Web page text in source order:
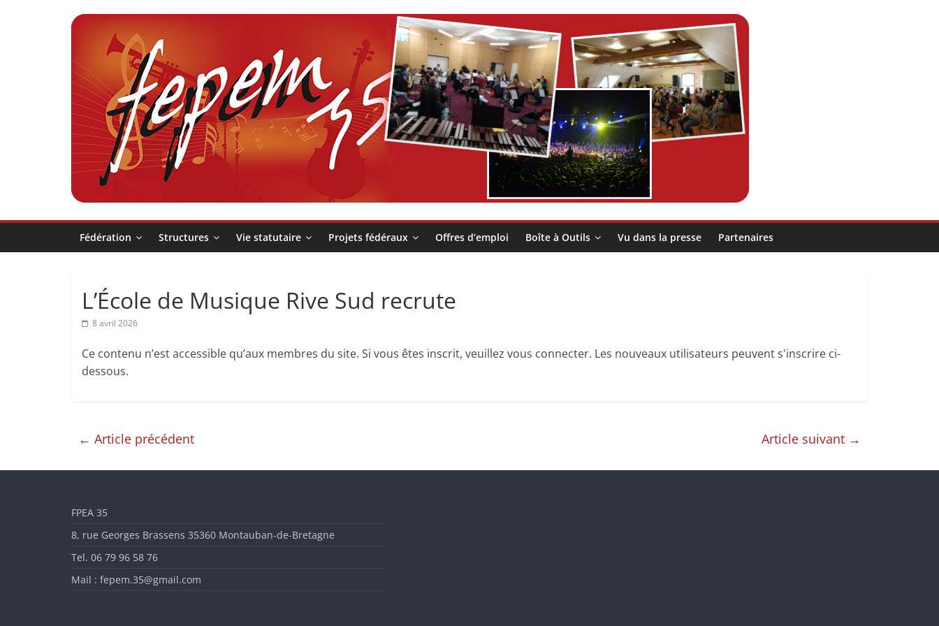
Fédération
pour
la
Pratique
l'Enseignement
Artistique
Ille-
et-
Vilaine
Fédération Structures Vie statutaire Projets fédéraux Offres d’emploi Boîte à Outils Vu dans la presse Partenaires
L’École de Musique Rive Sud recrute
8 avril 2026
Ce contenu n’est accessible qu’aux membres du site. Si vous êtes inscrit, veuillez vous connecter. Les nouveaux utilisateurs peuvent s'inscrire ci-
dessous.
← Article précédent Article suivant →
FPEA 35
8, rue Georges Brassens 35360 Montauban-de-Bretagne
Tel. 06 79 96 58 76
Mail : fepem.35@gmail.com